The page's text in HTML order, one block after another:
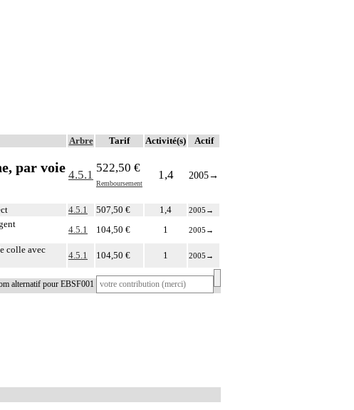
Arbre Tarif Activité(s) Actif
par voie 4.5.1
522,50 €
Remboursement
1,4 2005→
4.5.1 507,50 € 1,4 2005 →
4.5.1 104,50 € 1 2005 →
colle avec
4.5.1 104,50 € 1 2005 →
alternatif pour EBSF001